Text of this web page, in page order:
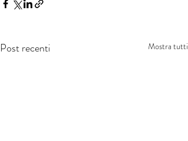
Post recenti Mostra tutti